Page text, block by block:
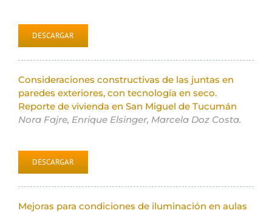
DESCARGAR
Consideraciones constructivas de las juntas en
paredes exteriores, con tecnología en seco.
Reporte de vivienda en San Miguel de Tucumán
Nora Fajre, Enrique Elsinger, Marcela Doz Costa.
DESCARGAR
Mejoras para condiciones de iluminación en aulas